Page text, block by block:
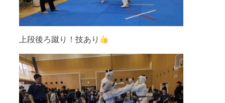
上段後ろ蹴り！技あり